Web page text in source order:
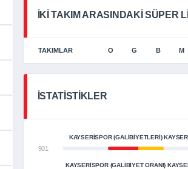
İKI TAKIM ARASINDAKI SÜPER
TAKIMLAR O G B M
İSTATISTIKLER
KAYSERISPOR (GALIBIYETLERI)
901
KAYSERISPOR (GALIBIYET ORANI)